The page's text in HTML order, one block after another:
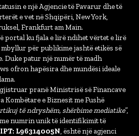
e një Agjencie të Pavarur dhe të
e vet në Shqipëri, New York,
Frankfurt am Main.
portal ku fjala e lirë ndihet vërtet e lirë
për publikime jashtë etikës së
Duke patur një numër të madh
ofron hapësira dhe mundësi ideale
pranë Ministrisë së Financave
Kombëtare e Biznesit me Fushë
të ndryshëm, shërbime mediatike”,
numrin unik të identifikimit të
L96314005N, është një agjenci